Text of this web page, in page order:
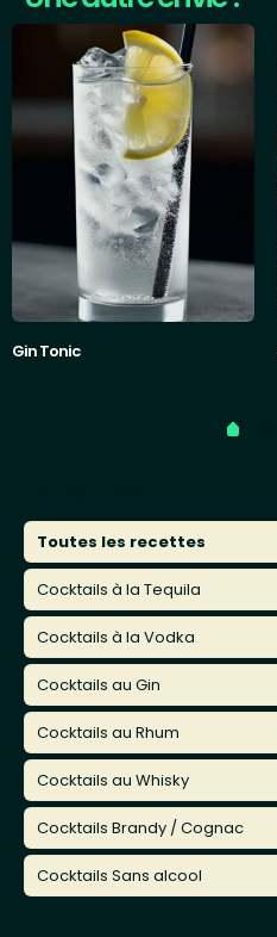
Gin Tonic
Toutes les recettes
Cocktails à la Tequila
Cocktails à la Vodka
Cocktails au Gin
Cocktails au Rhum
Cocktails au Whisky
Cocktails Brandy / Cognac
Cocktails Sans alcool